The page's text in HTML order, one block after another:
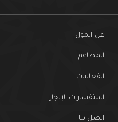
عن المول
المطاعم
الفعاليات
استفسارات الإيجار
اتصل بنا